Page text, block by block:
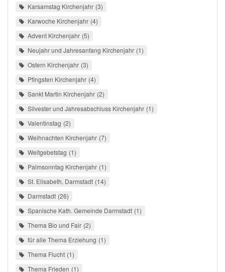
Karsamstag Kirchenjahr 3
Karwoche Kirchenjahr 4
Advent Kirchenjahr 5
Neujahr und Jahresanfang Kirchenjahr 1
Ostern Kirchenjahr 3
Pfingsten Kirchenjahr 4
Sankt Martin Kirchenjahr 2
Silvester und Jahresabschluss Kirchenjahr 1
Valentinstag 2
Weihnachten Kirchenjahr 7
Weltgebetstag 1
Palmsonntag Kirchenjahr 1
St. Elisabeth, Darmstadt 14
Darmstadt 26
Spanische Kath. Gemeinde Darmstadt 1
Thema Bio und Fair 2
für alle Thema Erziehung 1
Thema Flucht 1
Thema Frieden 1